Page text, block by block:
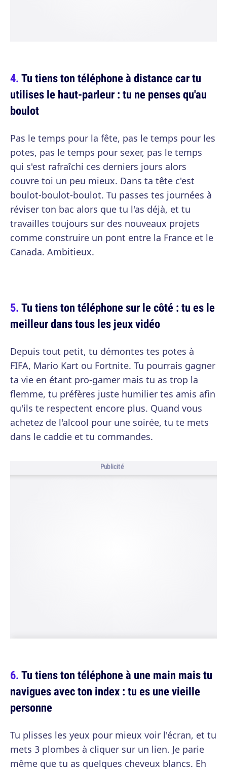
Tu tiens ton téléphone à distance car tu
utilises le haut-parleur : tu ne penses qu'au
boulot
Pas le temps pour la fête, pas le temps pour les
potes, pas le temps pour sexer, pas le temps
qui s'est rafraîchi ces derniers jours alors
couvre toi un peu mieux. Dans ta tête c'est
boulot-boulot-boulot. Tu passes tes journées à
réviser ton bac alors que tu l'as déjà, et tu
travailles toujours sur des nouveaux projets
comme construire un pont entre la France et le
Canada. Ambitieux.
Tu tiens ton téléphone sur le côté : tu es le
meilleur dans tous les jeux vidéo
Depuis tout petit, tu démontes tes potes à
FIFA, Mario Kart ou Fortnite. Tu pourrais gagner
ta vie en étant pro-gamer mais tu as trop la
flemme, tu préfères juste humilier tes amis afin
qu'ils te respectent encore plus. Quand vous
achetez de l'alcool pour une soirée, tu te mets
dans le caddie et tu commandes.
Publicité
Tu tiens ton téléphone à une main mais tu
navigues avec ton index : tu es une vieille
personne
Tu plisses les yeux pour mieux voir l'écran, et tu
mets 3 plombes à cliquer sur un lien. Je parie
même que tu as quelques cheveux blancs. Eh